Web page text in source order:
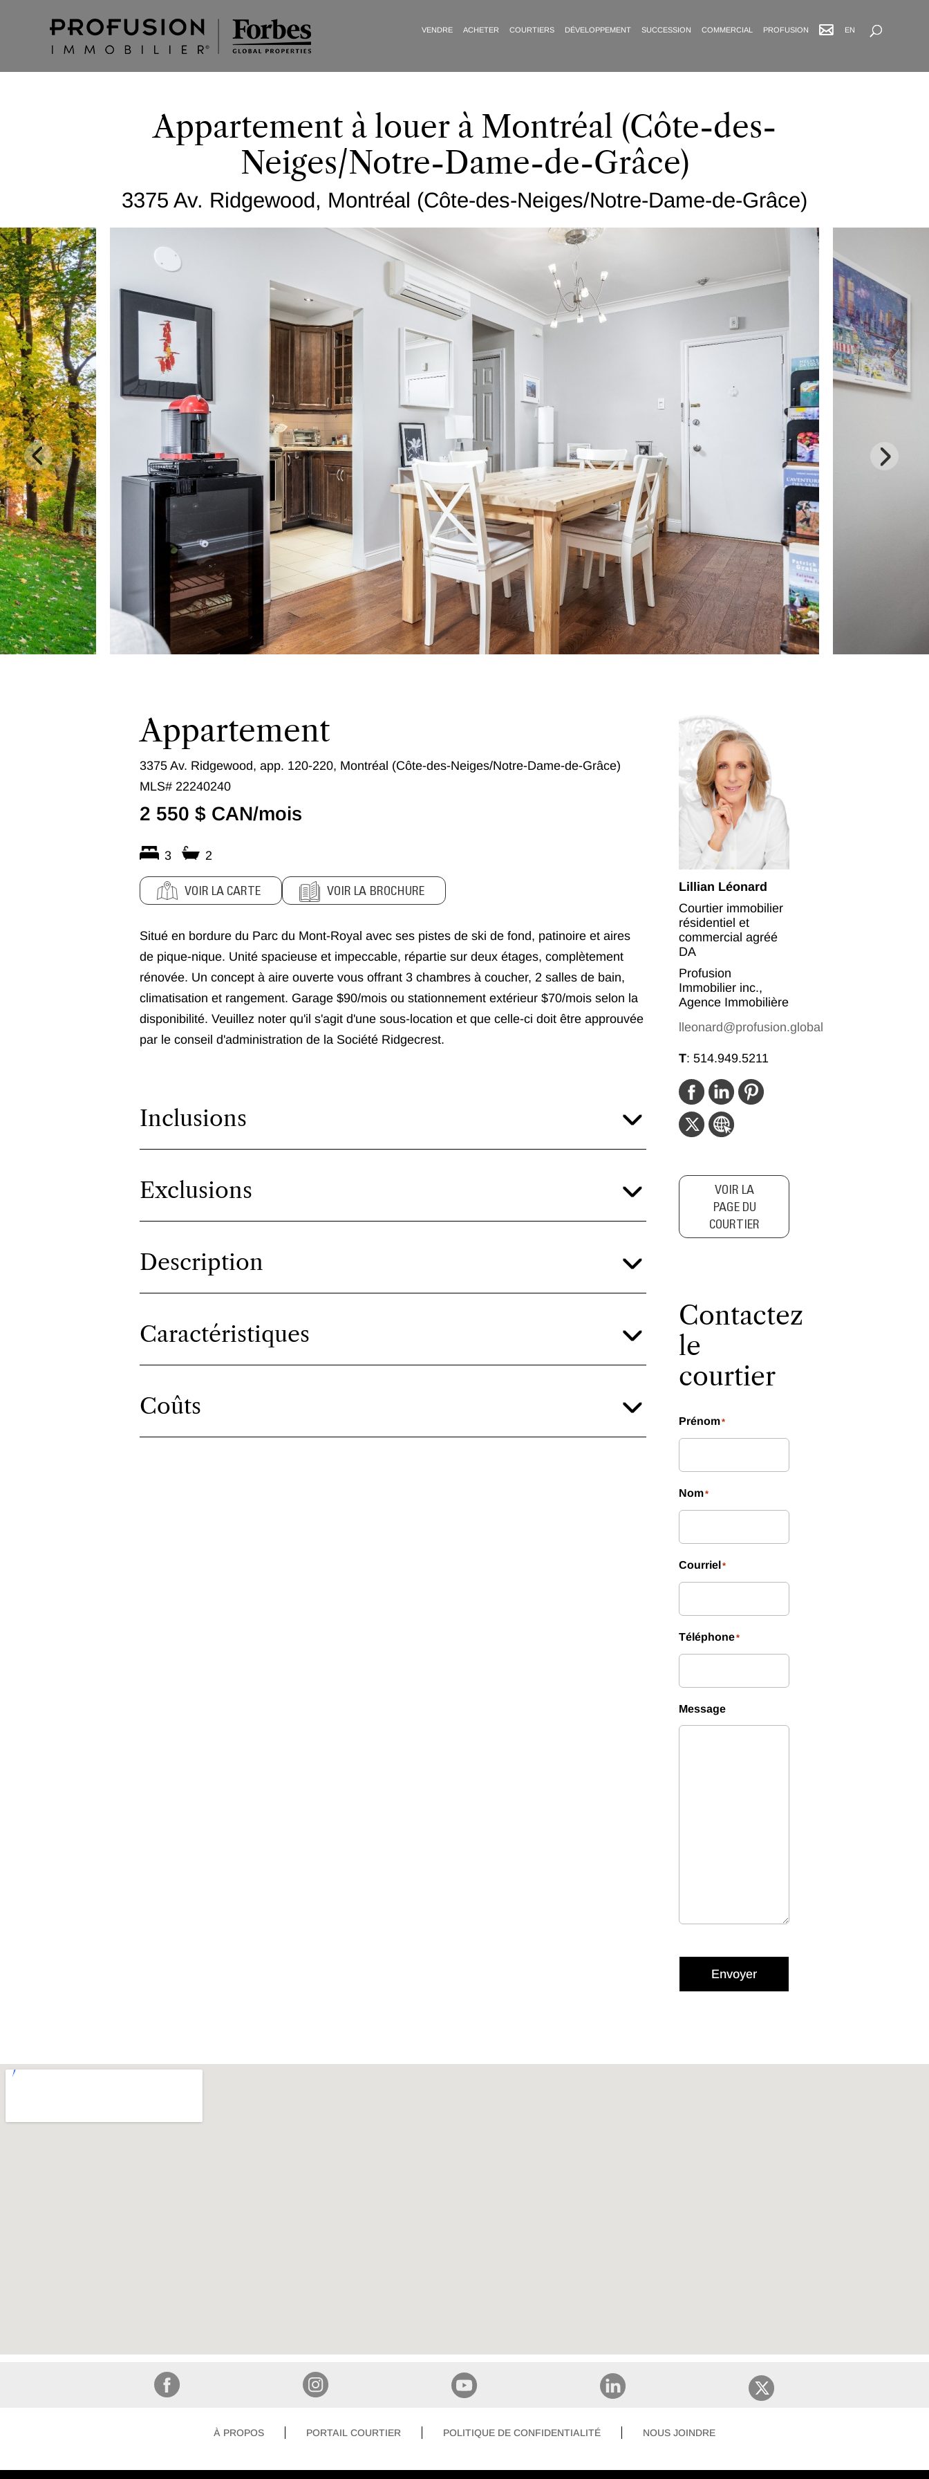
VENDRE ACHETER COURTIERS DÉVELOPPEMENT SUCCESSION COMMERCIAL PROFUSION EN
Recherche avancée
Appartement à louer à Montréal (Côte-des-
Neiges/Notre-Dame-de-Grâce)
3375 Av. Ridgewood, Montréal (Côte-des-Neiges/Notre-Dame-de-Grâce)
Appartement
3375 Av. Ridgewood, app. 120-220, Montréal (Côte-des-Neiges/Notre-Dame-de-Grâce)
MLS# 22240240
2 550 $ CAN/mois
3 2
VOIR LA CARTE VOIR LA BROCHURE
Situé en bordure du Parc du Mont-Royal avec ses pistes de ski de fond, patinoire et aires
de pique-nique. Unité spacieuse et impeccable, répartie sur deux étages, complètement
rénovée. Un concept à aire ouverte vous offrant 3 chambres à coucher, 2 salles de bain,
climatisation et rangement. Garage $90/mois ou stationnement extérieur $70/mois selon la
disponibilité. Veuillez noter qu'il s'agit d'une sous-location et que celle-ci doit être approuvée
par le conseil d'administration de la Société Ridgecrest.
Inclusions
Exclusions
Description
Caractéristiques
Coûts
Lillian Léonard
Courtier immobilier
résidentiel et
commercial agréé
DA
Profusion
Immobilier inc.,
Agence Immobilière
lleonard@profusion.global
T:514.949.5211
VOIR LA
PAGE DU
COURTIER
Contactez
le
courtier
Prénom*
Nom*
Courriel*
Téléphone*
Message
Envoyer
À PROPOS PORTAIL COURTIER POLITIQUE DE CONFIDENTIALITÉ NOUS JOINDRE